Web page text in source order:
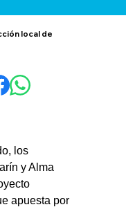
local de
los
y Alma
apuesta por